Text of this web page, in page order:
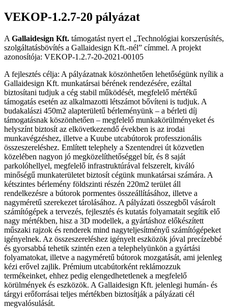
VEKOP-1.2.7-20 pályázat
A Gallaidesign Kft. támogatást nyert el „Technológiai korszerúsítés,
szolgáltatásbövítés a Gallaidesign Kft.-nél” címmel. A projekt
azonosítója: VEKOP-1.2.7-20-2021-00105
A fejlesztés célja: A pályázatnak köszönhetően lehetőségünk nyílik a
Gallaidesign Kft. munkatársai bérének rendezésére, ezáltal
biztosítani tudjuk a cég stabil működését, megfelelő mértékű
támogatás esetén az alkalmazotti létszámot bővíteni is tudjuk. A
budakalászi 450m2 alapterületű bérleményünk – a bérleti díj
támogatásnak köszönhetően – megfelelő munkakörülményeket és
helyszínt biztosít az elkövetkezendő években is az irodai
munkavégzéshez, illetve a Kuube utcabútorok professzionális
összeszereléshez. Említett telephely a Szentendrei út közvetlen
közelében nagyon jó megközelíthetőséggel bír, és 8 saját
parkolóhellyel, megfelelő infrastruktúrával felszerelt, kiváló
minőségű munkaterületet biztosít cégünk munkatársai számára. A
kétszintes bérlemény földszinti részén 220m2 terület áll
rendelkezésre a bútorok pormentes összeállításához, illetve a
nagyméretű szerekezet tárolásához. A pályázati összegből vásárolt
számítógépek a tervezés, fejlesztés és kutatás folyamatait segítik elő
nagy mértékben, hisz a 3D modellek, a gyártáshoz előkészített
műszaki rajzok és renderek mind nagyteljesítményű számítógépeket
igényelnek. Az összeszereléshez igényelt eszközök jóval precízebbé
és gyorsabbá tehetik szintén ezen a telephelyünkön a gyártási
folyamatokat, illetve a nagyméretű bútorok mozgatását, ami jelenleg
kézi erővel zajlik. Prémium utcabútorként reklámozzuk
termékeinket, ehhez pedig elengedhetetlenek a megfelelő
körülmények és eszközök. A Gallaidesign Kft. jelenlegi humán- és
tárgyi erőforrásai teljes mértékben biztosítják a pályázati cél
megvalósulását.